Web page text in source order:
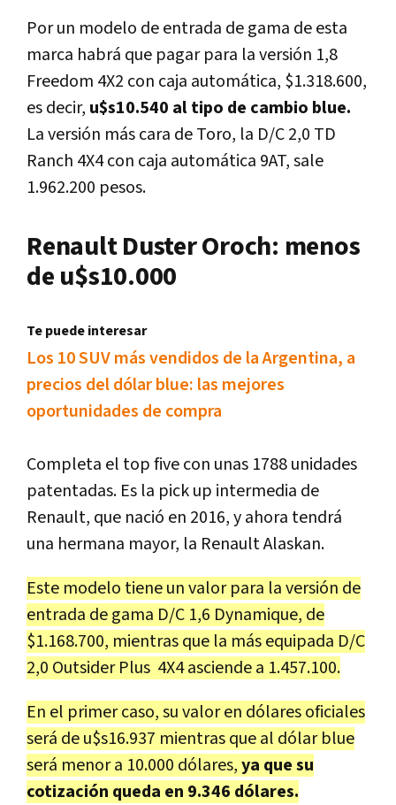
Por un modelo de entrada de gama de esta
marca habrá que pagar para la versión 1,8
Freedom 4X2 con caja automática, $1.318.600,
es decir, u$s10.540 al tipo de cambio blue.
La versión más cara de Toro, la D/C 2,0 TD
Ranch 4X4 con caja automática 9AT, sale
1.962.200 pesos.
Renault Duster Oroch: menos
de u$s10.000
Te puede interesar
Los 10 SUV más vendidos de la Argentina, a
precios del dólar blue: las mejores
oportunidades de compra
Completa el top five con unas 1788 unidades
patentadas. Es la pick up intermedia de
Renault, que nació en 2016, y ahora tendrá
una hermana mayor, la Renault Alaskan.
Este modelo tiene un valor para la versión de
entrada de gama D/C 1,6 Dynamique, de
$1.168.700, mientras que la más equipada D/C
2,0 Outsider Plus 4X4 asciende a 1.457.100.
En el primer caso, su valor en dólares oficiales
será de u$s16.937 mientras que al dólar blue
será menor a 10.000 dólares,ya que su
cotización queda en 9.346 dólares.